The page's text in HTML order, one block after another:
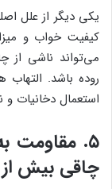
یکی دیگر از علل
کیفیت خواب و
می‌تواند ناشی از
روده باشد. التهاب
استعمال دخانیات و
۵. مقاومت
چاقی بیش